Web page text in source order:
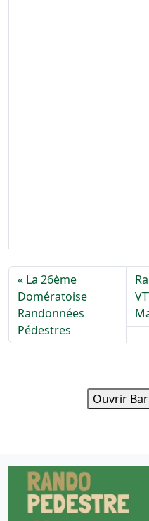
La 26ème
Domératoise
Randonnées
Pédestres
Ouvrir